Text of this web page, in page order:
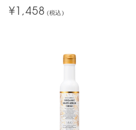
¥1,458 (税込)